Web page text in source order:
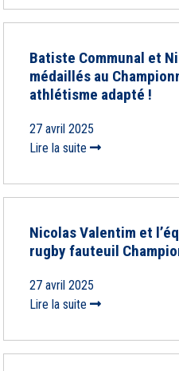
Batiste Communal et
médaillés au
athlétisme adapté !
27 avril 2025
Lire la suite
Nicolas Valentim et
rugby fauteuil
27 avril 2025
Lire la suite